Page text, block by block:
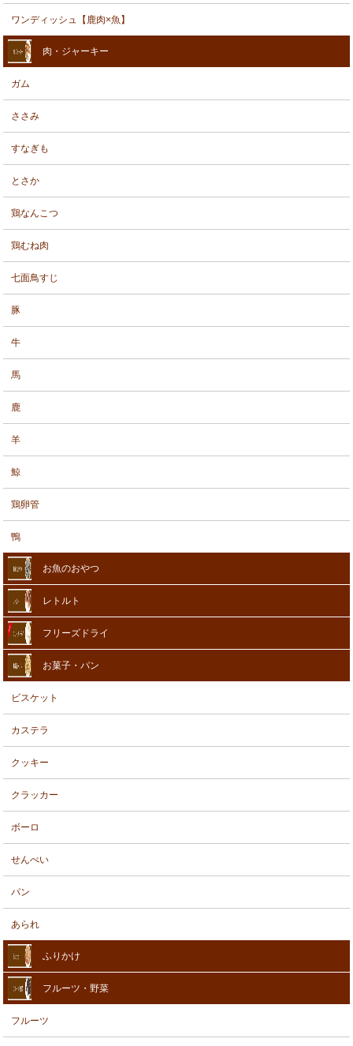
ワンディッシュ【鹿肉×魚】
肉・ジャーキー
ガム
ささみ
すなぎも
とさか
鶏なんこつ
鶏むね肉
七面鳥すじ
豚
牛
馬
鹿
羊
鯨
鶏卵管
鴨
お魚のおやつ
レトルト
フリーズドライ
お菓子・パン
ビスケット
カステラ
クッキー
クラッカー
ボーロ
せんべい
パン
あられ
ふりかけ
フルーツ・野菜
フルーツ